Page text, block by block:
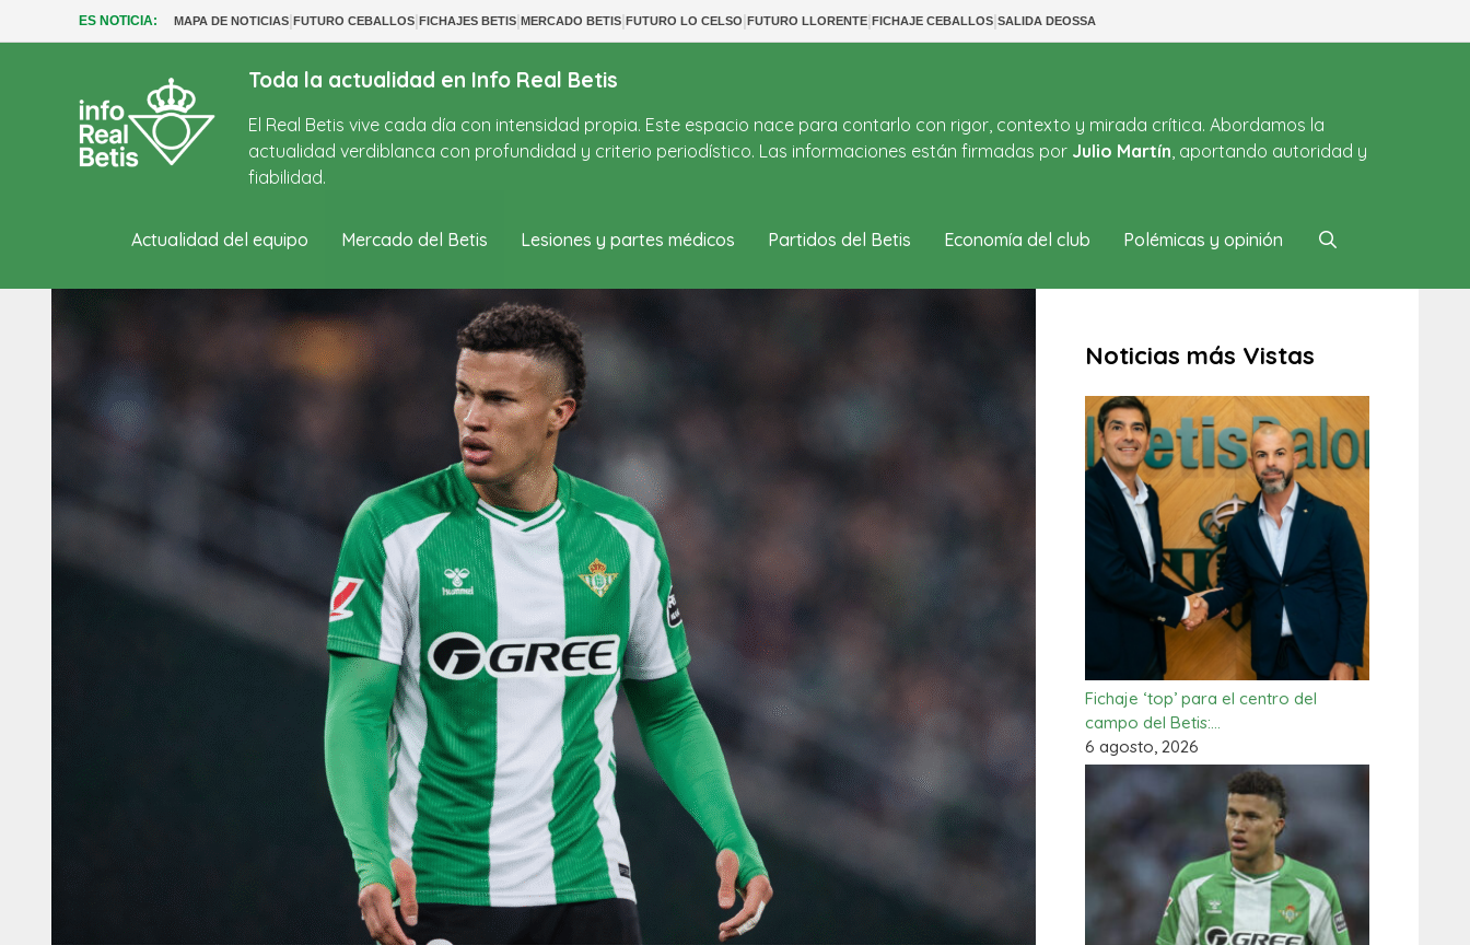
ES NOTICIA: MAPA DE NOTICIAS|FUTURO CEBALLOS|FICHAJES BETIS|MERCADO BETIS|FUTURO LO CELSO|FUTURO LLORENTE|FICHAJE CEBALLOS|SALIDA DEOSSA
Toda la actualidad en Info Real Betis
El Real Betis vive cada día con intensidad propia. Este espacio nace para contarlo con rigor, contexto y mirada crítica. Abordamos la
actualidad verdiblanca con profundidad y criterio periodístico. Las informaciones están firmadas por Julio Martín, aportando autoridad y
fiabilidad.
Actualidad del equipo Mercado del Betis Lesiones y partes médicos Partidos del Betis Economía del club Polémicas y opinión
Noticias más Vistas
Fichaje ‘top’ para el centro del
campo del Betis:…
6 agosto, 2026